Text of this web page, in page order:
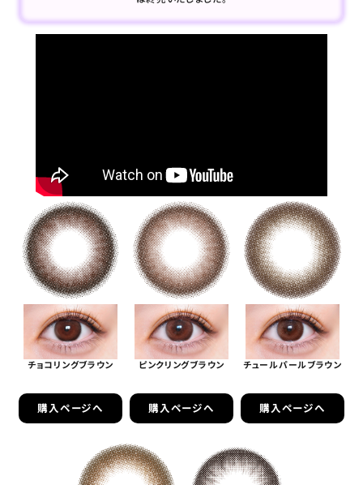
チョコリングブラウン
購入ページへ
ピンクリングブラウン
購入ページへ
チュールパールブラウン
購入ページへ